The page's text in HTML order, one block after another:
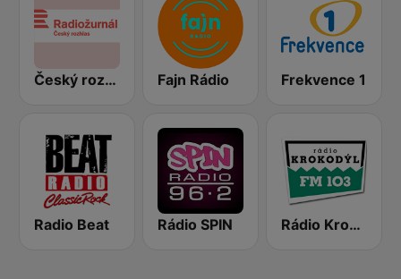
Český rozhlas Radiožurnál Fajn Rádio Frekvence 1
Radio Beat Rádio SPIN Rádio Krokodýl FM